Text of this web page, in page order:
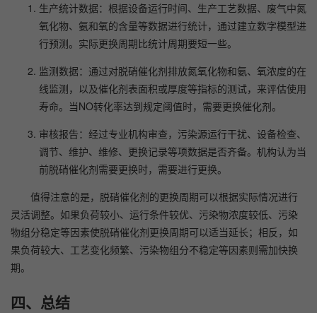
生产统计数据：根据设备运行时间、生产工艺数据、废气中氮
氧化物、氨和氧的含量等数据进行统计，通过建立数字模型进
行预测。实际更换周期比统计周期要短一些。
监测数据：通过对脱硝催化剂排放氮氧化物和氨、氧浓度的在
线监测，以及催化剂表面积或厚度等指标的测试，来评估使用
寿命。当NO转化率达到规定阈值时，需要更换催化剂。
审核报告：经过专业机构审查，污染源运行干扰、设备检查、
调节、维护、维修、更换记录等项数据是否齐备。机构认为当
前脱硝催化剂需要更换时，需要进行更换。
值得注意的是，脱硝催化剂的更换周期可以根据实际情况进行
灵活调整。如果负荷较小、运行条件较优、污染物浓度较低、污染
物组分稳定等因素使脱硝催化剂更换周期可以适当延长；相反，如
果负荷较大、工艺变化频繁、污染物组分不稳定等因素则需加快换
期。
四、总结